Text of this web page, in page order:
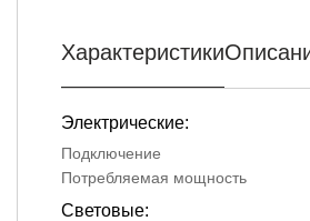
Характеристики
Электрические:
Подключение
Потребляемая мощность
Световые: